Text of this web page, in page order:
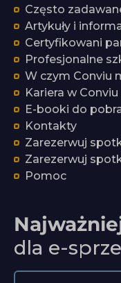
Często
Artykuły i
Certyfikowani
Profesjonalne
W czym Conviu
Kariera w Conviu
E-booki do
Kontakty
Zarezerwuj
Zarezerwuj
Pomoc
dla e-